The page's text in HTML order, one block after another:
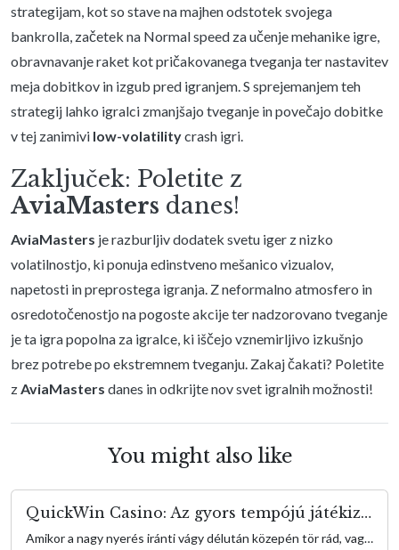
strategijam, kot so stave na majhen odstotek svojega
bankrolla, začetek na Normal speed za učenje mehanike igre,
obravnavanje raket kot pričakovanega tveganja ter nastavitev
meja dobitkov in izgub pred igranjem. S sprejemanjem teh
strategij lahko igralci zmanjšajo tveganje in povečajo dobitke
v tej zanimivi low-volatilitycrash igri.
Zaključek: Poletite z
AviaMasters danes!
AviaMasters je razburljiv dodatek svetu iger z nizko
volatilnostjo, ki ponuja edinstveno mešanico vizualov,
napetosti in preprostega igranja. Z neformalno atmosfero in
osredotočenostjo na pogoste akcije ter nadzorovano tveganje
je ta igra popolna za igralce, ki iščejo vznemirljivo izkušnjo
brez potrebe po ekstremnem tveganju. Zakaj čakati? Poletite
z AviaMasters danes in odkrijte nov svet igralnih možnosti!
You might also like
QuickWin Casino: Az gyors tempójú játékizgalmak kapuja
Amikor a nagy nyerés iránti vágy délután közepén tör rád, vagy épp szorítanak a meetingek között, a QuickWin egy elegáns, egyszerű élményt nyújt, amely fenntartja az adrenalin szintet anélkül, hogy hosszú játékidővel terhelne. QuickWin olyan játékosok számára készült, akik az azonnali akciót és gyors eredményeket keresik—gondolj rövid izgalmi hullámokra, amik egy kávészünet vagy egy gyors […]